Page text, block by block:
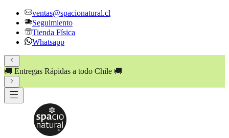
ventas@spacionatural.cl
Seguimiento
Tienda Física
Whatsapp
🚚 Entregas Rápidas a todo Chile 🚚